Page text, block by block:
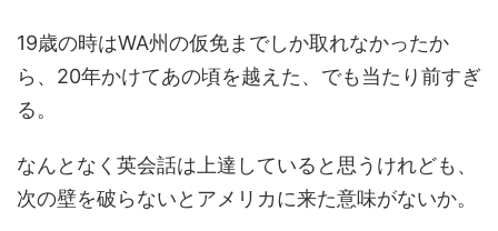
19歳の時はWA州の仮免までしか取れなかったか
ら、20年かけてあの頃を越えた、でも当たり前すぎ
る。
なんとなく英会話は上達していると思うけれども、
次の壁を破らないとアメリカに来た意味がないか。